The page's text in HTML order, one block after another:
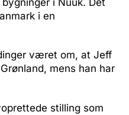
i Nuuk. Det
i en
været om, at Jeff
mens han har
stilling som